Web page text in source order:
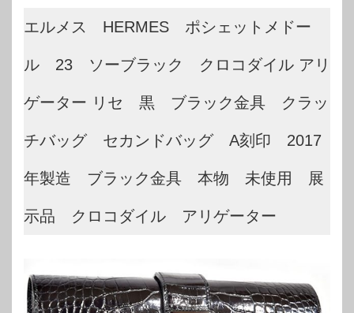
エルメス HERMES ポシェットメドー
ル 23 ソーブラック クロコダイル アリ
ゲーター リセ 黒 ブラック金具 クラッ
チバッグ セカンドバッグ A刻印 2017
年製造 ブラック金具 本物 未使用 展
示品 クロコダイル アリゲーター